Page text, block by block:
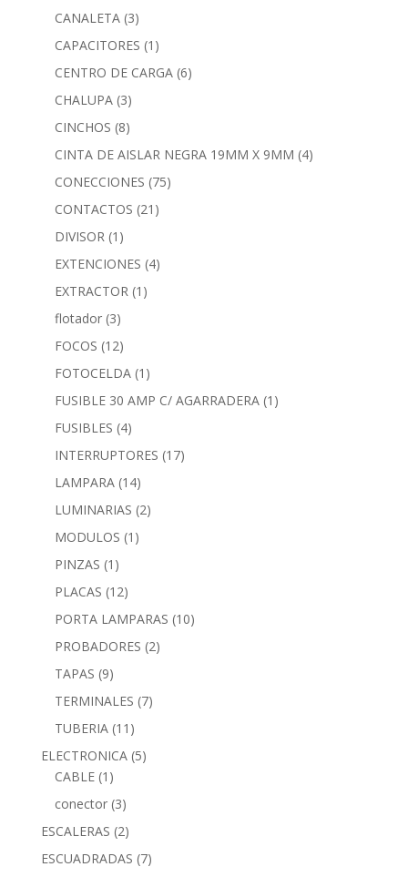
CANALETA (3)
CAPACITORES (1)
CENTRO DE CARGA (6)
CHALUPA (3)
CINCHOS (8)
CINTA DE AISLAR NEGRA 19MM X 9MM (4)
CONECCIONES (75)
CONTACTOS (21)
DIVISOR (1)
EXTENCIONES (4)
EXTRACTOR (1)
flotador (3)
FOCOS (12)
FOTOCELDA (1)
FUSIBLE 30 AMP C/ AGARRADERA (1)
FUSIBLES (4)
INTERRUPTORES (17)
LAMPARA (14)
LUMINARIAS (2)
MODULOS (1)
PINZAS (1)
PLACAS (12)
PORTA LAMPARAS (10)
PROBADORES (2)
TAPAS (9)
TERMINALES (7)
TUBERIA (11)
ELECTRONICA (5)
CABLE (1)
conector (3)
ESCALERAS (2)
ESCUADRADAS (7)